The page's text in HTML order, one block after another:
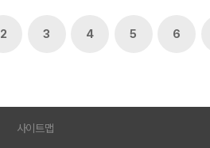
2 3 4 5 6
사이트맵